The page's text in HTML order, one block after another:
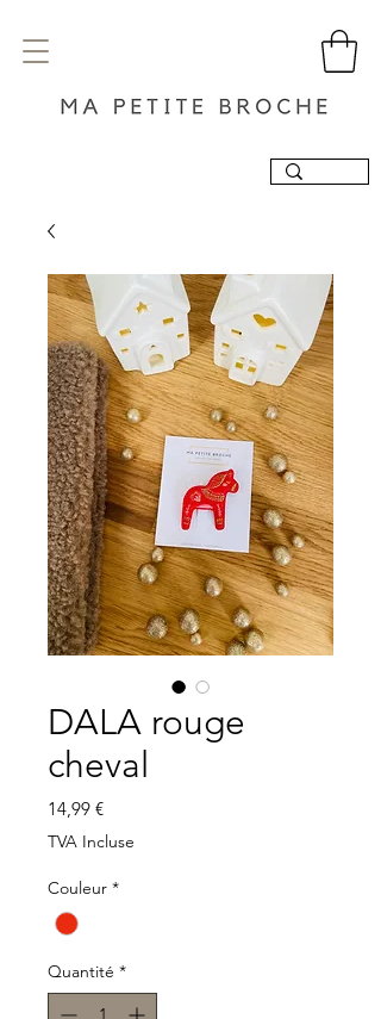
DALA rouge
cheval
14,99 €Prix
TVA Incluse
Couleur *
Quantité *